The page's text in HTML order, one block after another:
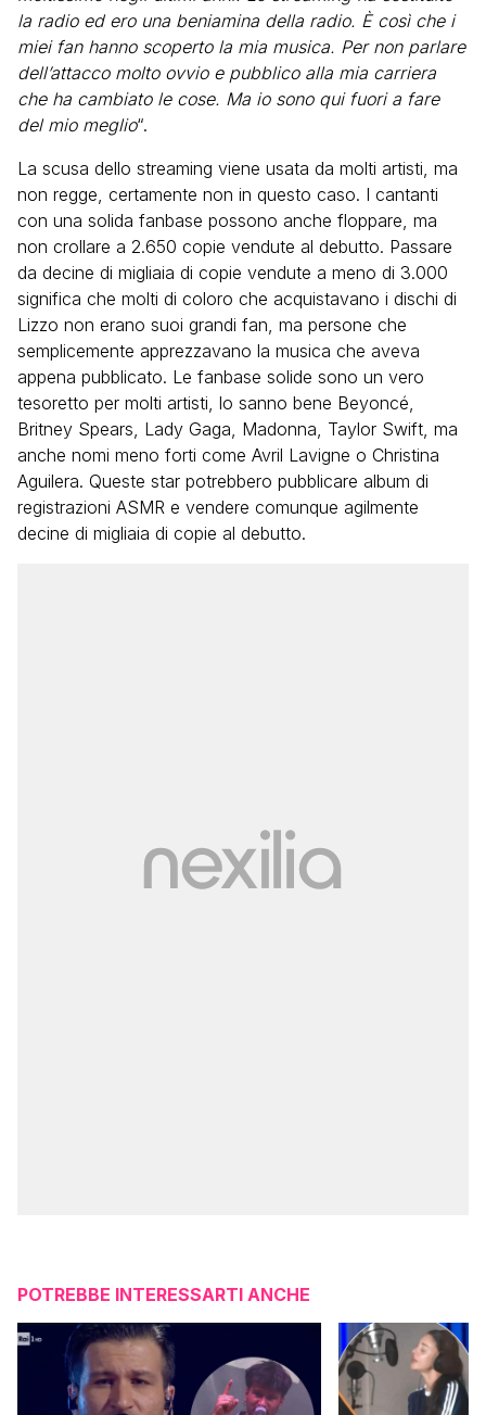
la radio ed ero una beniamina della radio. È così che i
miei fan hanno scoperto la mia musica. Per non parlare
dell’attacco molto ovvio e pubblico alla mia carriera
che ha cambiato le cose. Ma io sono qui fuori a fare
del mio meglio“.
La scusa dello streaming viene usata da molti artisti, ma
non regge, certamente non in questo caso. I cantanti
con una solida fanbase possono anche floppare, ma
non crollare a 2.650 copie vendute al debutto. Passare
da decine di migliaia di copie vendute a meno di 3.000
significa che molti di coloro che acquistavano i dischi di
Lizzo non erano suoi grandi fan, ma persone che
semplicemente apprezzavano la musica che aveva
appena pubblicato. Le fanbase solide sono un vero
tesoretto per molti artisti, lo sanno bene Beyoncé,
Britney Spears, Lady Gaga, Madonna, Taylor Swift, ma
anche nomi meno forti come Avril Lavigne o Christina
Aguilera. Queste star potrebbero pubblicare album di
registrazioni ASMR e vendere comunque agilmente
decine di migliaia di copie al debutto.
POTREBBE INTERESSARTI ANCHE